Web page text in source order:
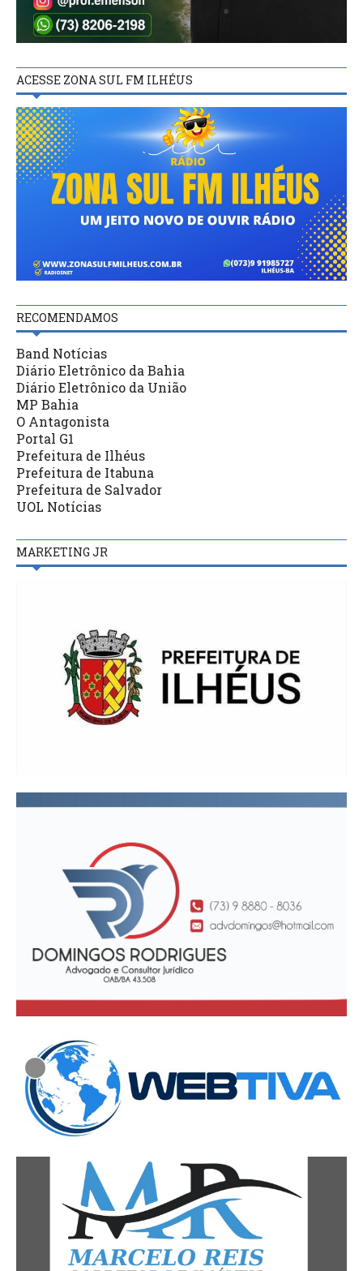
ACESSE ZONA SUL FM ILHÉUS
RECOMENDAMOS
Band Notícias
Diário Eletrônico da Bahia
Diário Eletrônico da União
MP Bahia
O Antagonista
Portal G1
Prefeitura de Ilhéus
Prefeitura de Itabuna
Prefeitura de Salvador
UOL Notícias
MARKETING JR